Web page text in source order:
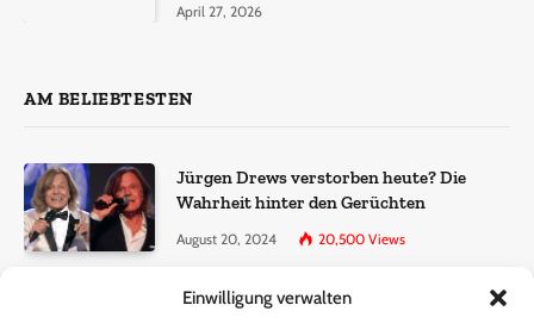
Einwilligung verwalten
April 27, 2026
AM BELIEBTESTEN
Jürgen Drews verstorben heute? Die
Wahrheit hinter den Gerüchten
August 20, 2024 20,500 Views
Ralf Dammasch Traueranzeige: